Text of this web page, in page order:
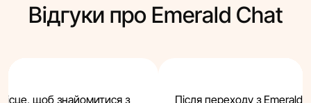
Відгуки про Emerald Chat
щоб знайомитися з
Після переходу з Emerald